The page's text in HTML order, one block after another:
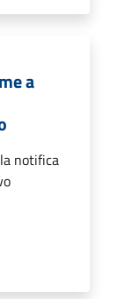
a
notifica